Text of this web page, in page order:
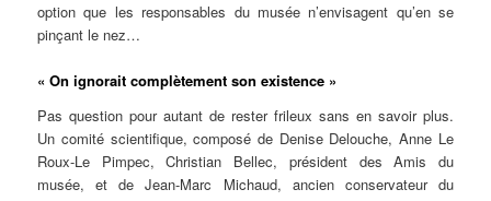
option que les responsables du musée n’envisagent qu’en se
pinçant le nez…
« On ignorait complètement son existence »
Pas question pour autant de rester frileux sans en savoir plus.
Un comité scientifique, composé de Denise Delouche, Anne Le
Roux-Le Pimpec, Christian Bellec, président des Amis du
musée, et de Jean-Marc Michaud, ancien conservateur du